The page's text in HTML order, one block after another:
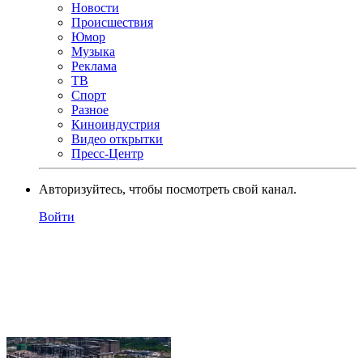
Новости
Происшествия
Юмор
Музыка
Реклама
ТВ
Спорт
Разное
Киноиндустрия
Видео открытки
Пресс-Центр
Авторизуйтесь, чтобы посмотреть свой канал.
Войти